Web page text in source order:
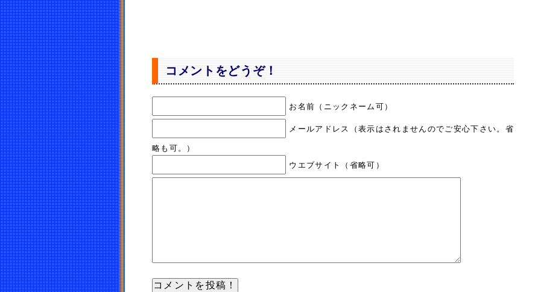
コメントをどうぞ！
お名前（ニックネーム可）
メールアドレス（表示はされませんのでご安心下さい。省
略も可。）
ウエブサイト（省略可）